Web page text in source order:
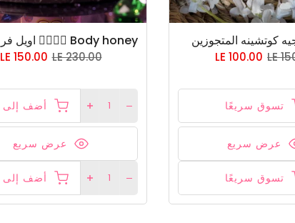
كوتشينه المتجوزين
LE
LE 100.00
تسوق سريعًا
عرض سريع
تسوق سريعًا
LE 230.00
LE 150.00
عرض سريع